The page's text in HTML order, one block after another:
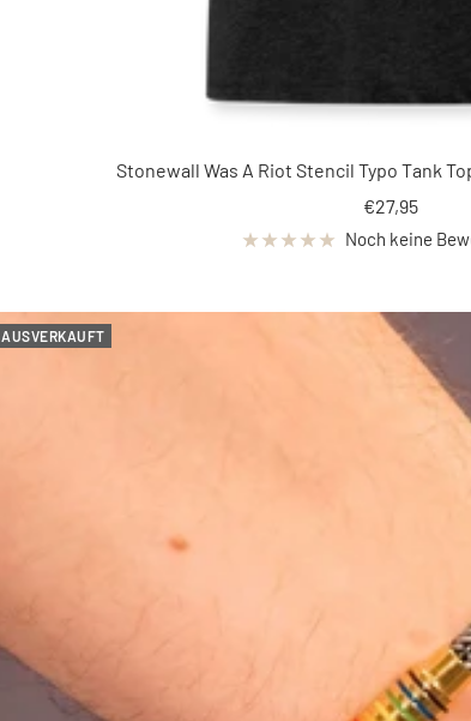
Stonewall Was A Riot Stencil Typo Tank
€27,95
Noch keine
AUSVERKAUFT